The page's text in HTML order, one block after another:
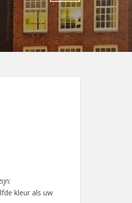
kleur als uw